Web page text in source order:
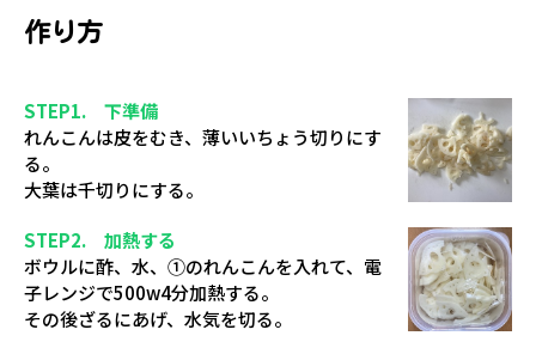
作り方
STEP1. 下準備
れんこんは皮をむき、薄いいちょう切りにす
る。
大葉は千切りにする。
STEP2. 加熱する
ボウルに酢、水、①のれんこんを入れて、電
子レンジで500w4分加熱する。
その後ざるにあげ、水気を切る。